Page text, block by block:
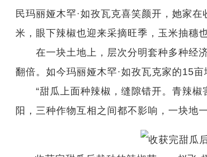
民玛丽娅木罕·如孜瓦克喜笑颜开，她家
米，眼下辣椒也迎来采摘旺季，玉米抽穗
在一块土地上，层次分明套种多种经济
翻倍。如今玛丽娅木罕·如孜瓦克家的15
“甜瓜上面种辣椒，缝隙错开。青辣椒
阳，三种作物互相之间都不影响，一块地